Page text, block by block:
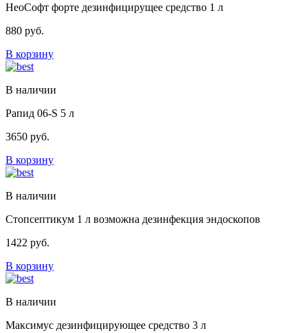
НеоСофт форте дезинфицирущее средство 1 л
880 руб.
В корзину
В наличии
Рапид 06-S 5 л
3650 руб.
В корзину
В наличии
Стопсептикум 1 л возможна дезинфекция эндоскопов
1422 руб.
В корзину
В наличии
Максимус дезинфицирующее средство 3 л